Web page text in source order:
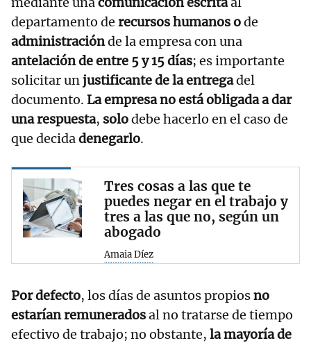
departamento de recursos humanos ode
administraciónde la empresa con una
antelación de entre 5 y 15 días; es importante
solicitar un justificante de la entregadel
documento. La empresa no está obligada a dar
una respuesta, solodebe hacerlo en el caso de
que decida denegarlo.
Tres cosas a las que te
puedes negar en el trabajo y
tres a las que no, según un
abogado
Amaia Díez
Por defecto, los días de asuntos propiosno
estarían remuneradosal no tratarse de tiempo
efectivo de trabajo; no obstante, la mayoría de